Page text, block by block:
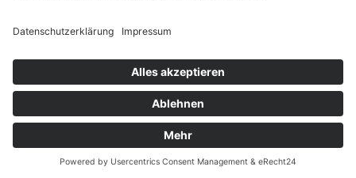
Diese Maßnahme wird mitfinanziert mit Steuermitteln auf
Grundlage des von den Abgeordneten des Sächsischen
Landtags beschlossenen Haushaltes.
Impressum Datenschutzerklärung Cookie-Einstellungen